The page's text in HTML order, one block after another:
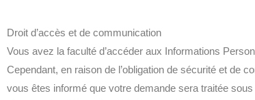
Droit d’accès et de communication
Vous avez la faculté d’accéder aux Informations
Cependant, en raison de l’obligation de sécurité et de
vous êtes informé que votre demande sera traitée